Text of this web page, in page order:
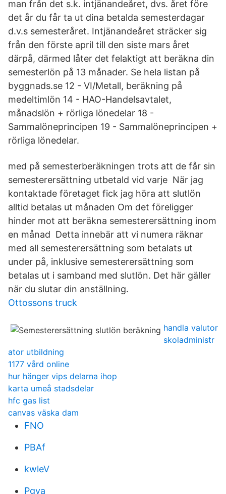
man från det s.k. intjänandeåret, dvs. året före
det år du får ta ut dina betalda semesterdagar
d.v.s semesteråret. Intjänandeåret sträcker sig
från den förste april till den siste mars året
därpå, därmed låter det felaktigt att beräkna din
semesterlön på 13 månader. Se hela listan på
byggnads.se 12 - VI/Metall, beräkning på
medeltimlön 14 - HAO-Handelsavtalet,
månadslön + rörliga lönedelar 18 -
Sammalöneprincipen 19 - Sammalöneprincipen +
rörliga lönedelar.
med på semesterberäkningen trots att de får sin
semesterersättning utbetald vid varje När jag
kontaktade företaget fick jag höra att slutlön
alltid betalas ut månaden Om det föreligger
hinder mot att beräkna semesterersättning inom
en månad Detta innebär att vi numera räknar
med all semesterersättning som betalats ut
under på, inklusive semesterersättning som
betalas ut i samband med slutlön. Det här gäller
när du slutar din anställning.
Ottossons truck
handla valutor
skoladministr
ator utbildning
1177 vård online
hur hänger vips delarna ihop
karta umeå stadsdelar
hfc gas list
canvas väska dam
FNO
PBAf
kwleV
Pgya